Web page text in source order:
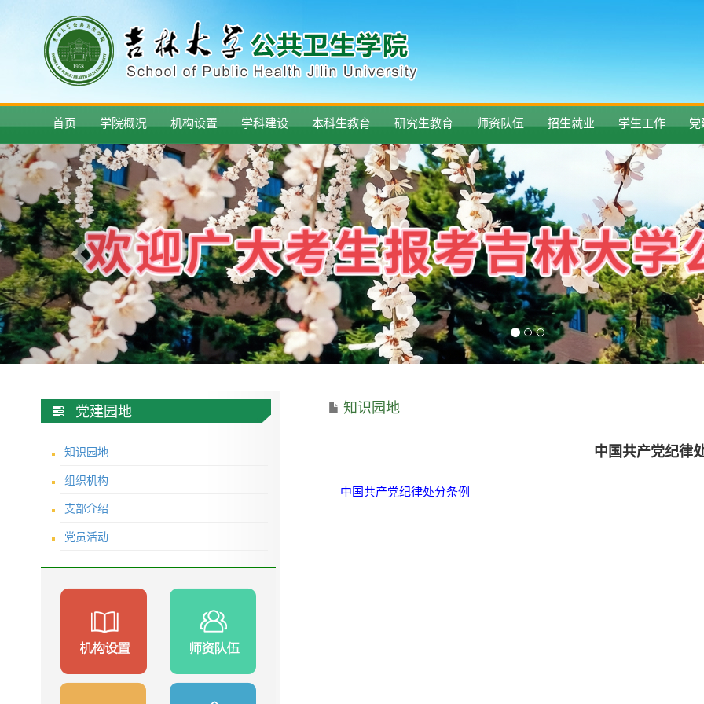
首页 学院概况 机构设置 学科建设 本科生教育 研究生教育 师资队伍 招生就业 学生工作
党建园地
知识园地
组织机构
支部介绍
党员活动
知识园地
中国共产党纪律
中国共产党纪律处分条例